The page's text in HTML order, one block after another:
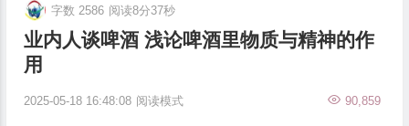
业内人谈啤酒 浅论啤酒里物质与精神的作
用
2025-05-18 16:48:08 90,859
字数 2586 阅读8分37秒
阅读模式